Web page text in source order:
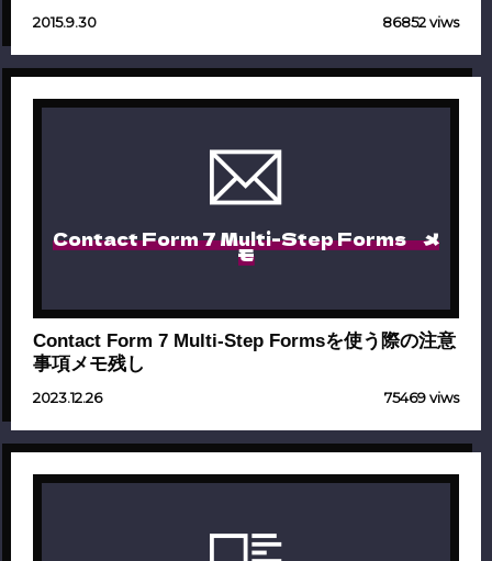
2015.9.30 86852 viws
Contact Form 7 Multi-Step Forms メ
モ
Contact Form 7 Multi-Step Formsを使う際の注意
事項メモ残し
2023.12.26 75469 viws